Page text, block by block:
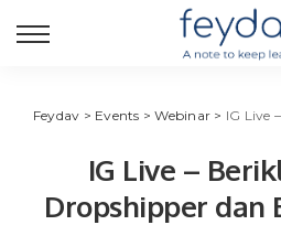
Feydav > Events >Webinar > IG Live –
IG Live –
Dropshipper dan